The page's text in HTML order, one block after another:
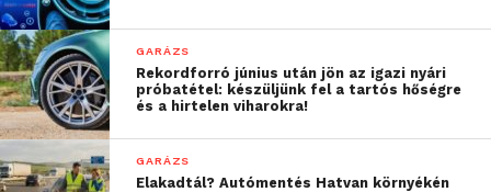
GARÁZS
Rekordforró június után jön az igazi nyári
próbatétel: készüljünk fel a tartós hőségre
és a hirtelen viharokra!
GARÁZS
Elakadtál? Autómentés Hatvan környékén